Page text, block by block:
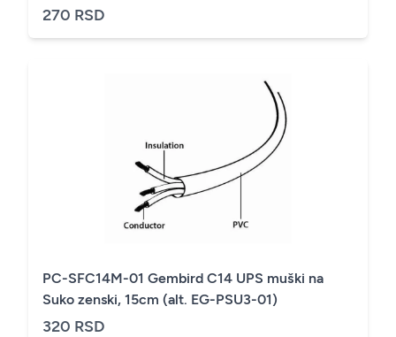
270 RSD
PC-SFC14M-01 Gembird C14 UPS muški na
Suko zenski, 15cm (alt. EG-PSU3-01)
320 RSD